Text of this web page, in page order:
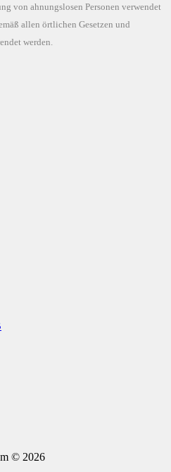
von ahnungslosen Personen verwendet
allen örtlichen Gesetzen und
werden.
© 2026